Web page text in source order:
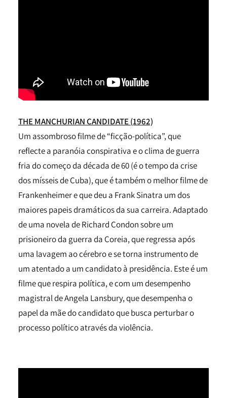
THE MANCHURIAN CANDIDATE (1962)
Um assombroso filme de “ficção-política”, que
reflecte a paranóia conspirativa e o clima de guerra
fria do começo da década de 60 (é o tempo da crise
dos mísseis de Cuba), que é também o melhor filme de
Frankenheimer e que deu a Frank Sinatra um dos
maiores papeis dramáticos da sua carreira. Adaptado
de uma novela de Richard Condon sobre um
prisioneiro da guerra da Coreia, que regressa após
uma lavagem ao cérebro e se torna instrumento de
um atentado a um candidato à presidência. Este é um
filme que respira política, e com um desempenho
magistral de Angela Lansbury, que desempenha o
papel da mãe do candidato que busca perturbar o
processo político através da violência.